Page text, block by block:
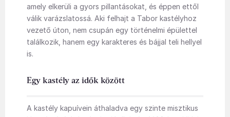
amely elkerüli a gyors pillantásokat, és éppen ettől
válik varázslatossá. Aki felhajt a Tabor kastélyhoz
vezető úton, nem csupán egy történelmi épülettel
találkozik, hanem egy karakteres és bájjal teli hellyel
is.
Egy kastély az idők között
A kastély kapuívein áthaladva egy szinte misztikus